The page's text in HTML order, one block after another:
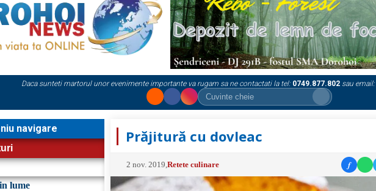
Daca sunteti martorul unor evenimente importante va rugam sa ne contactati la tel: 0749.877.802 sau email:
navigare
lume
Prăjitură cu dovleac
2 nov. 2019 ,Retete culinare f